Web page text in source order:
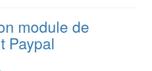
module de
Paypal